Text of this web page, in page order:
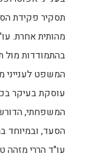
תסקיר פקידת
מהותית אחרת.
בהתמודדות מול
המשפט לענייני
עוסקת בעיקר
המשפחתי,
הסעד, ובמיוחד
עו"ד הררי מזהה